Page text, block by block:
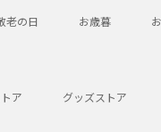
老の日 お歳暮
ア グッズストア